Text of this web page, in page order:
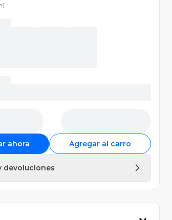
)
ahora Agregar al carro
devoluciones